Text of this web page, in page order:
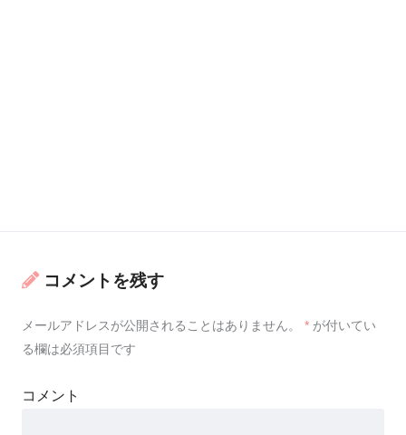
コメントを残す
メールアドレスが公開されることはありません。 * が付いてい
る欄は必須項目です
コメント